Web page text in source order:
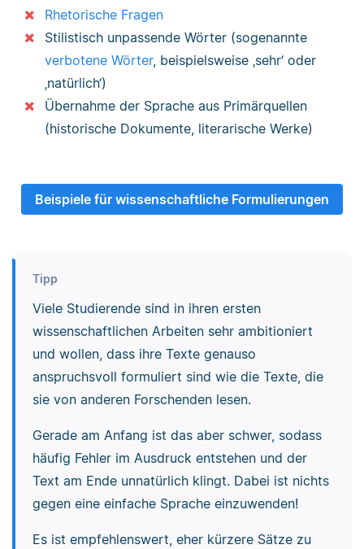
Rhetorische Fragen
Stilistisch unpassende Wörter (sogenannte
verbotene Wörter, beispielsweise ‚sehr‘ oder
‚natürlich‘)
Übernahme der Sprache aus Primärquellen
(historische Dokumente, literarische Werke)
Beispiele für wissenschaftliche Formulierungen
Tipp
Viele Studierende sind in ihren ersten
wissenschaftlichen Arbeiten sehr ambitioniert
und wollen, dass ihre Texte genauso
anspruchsvoll formuliert sind wie die Texte, die
sie von anderen Forschenden lesen.
Gerade am Anfang ist das aber schwer, sodass
häufig Fehler im Ausdruck entstehen und der
Text am Ende unnatürlich klingt. Dabei ist nichts
gegen eine einfache Sprache einzuwenden!
Es ist empfehlenswert, eher kürzere Sätze zu